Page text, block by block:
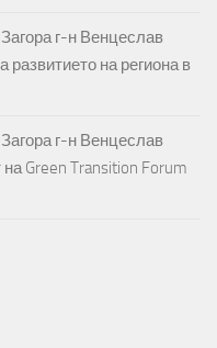
г-н Венцеслав
на региона в
г-н Венцеслав
Green Transition Forum